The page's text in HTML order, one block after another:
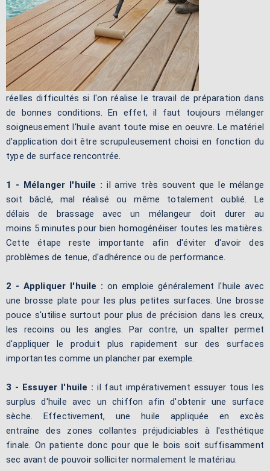
réelles difficultés si l'on réalise le travail de préparation dans
de bonnes conditions. En effet, il faut toujours mélanger
soigneusement l'huile avant toute mise en oeuvre. Le matériel
d'application doit être scrupuleusement choisi en fonction du
type de surface rencontrée.
1 - Mélanger l'huile : il arrive très souvent que le mélange
soit bâclé, mal réalisé ou même totalement oublié. Le
délais de brassage avec un mélangeur doit durer au
moins 5 minutes pour bien homogénéiser toutes les matières.
Cette étape reste importante afin d'éviter d'avoir des
problèmes de tenue, d'adhérence ou de performance.
2 - Appliquer l'huile : on emploie généralement l'huile avec
une brosse plate pour les plus petites surfaces. Une brosse
pouce s'utilise surtout pour plus de précision dans les creux,
les recoins ou les angles. Par contre, un spalter permet
d'appliquer le produit plus rapidement sur des surfaces
importantes comme un plancher par exemple.
3 - Essuyer l'huile : il faut impérativement essuyer tous les
surplus d'huile avec un chiffon afin d'obtenir une surface
sèche. Effectivement, une huile appliquée en excès
entraîne des zones collantes préjudiciables à l'esthétique
finale. On patiente donc pour que le bois soit suffisamment
sec avant de pouvoir solliciter normalement le matériau.